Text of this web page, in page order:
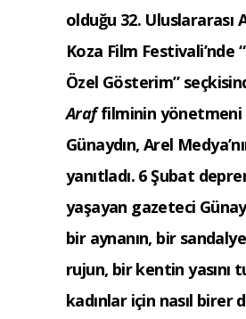
olduğu 32. Uluslararası
Koza Film Festivali’nde
Özel Gösterim”
Araffilminin yönetmeni
Günaydın, Arel
yanıtladı. 6 Şubat
yaşayan gazeteci
bir aynanın, bir
rujun, bir kentin yasını
kadınlar için nasıl birer